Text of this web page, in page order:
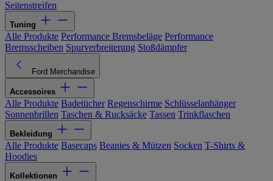
Seitenstreifen
Tuning
Alle Produkte Performance Bremsbeläge Performance
Bremsscheiben Spurverbreiterung Stoßdämpfer
Ford Merchandise
Accessoires
Alle Produkte Badetücher Regenschirme Schlüsselanhänger
Sonnenbrillen Taschen & Rucksäcke Tassen Trinkflaschen
Bekleidung
Alle Produkte Basecaps Beanies & Mützen Socken T-Shirts &
Hoodies
Kollektionen